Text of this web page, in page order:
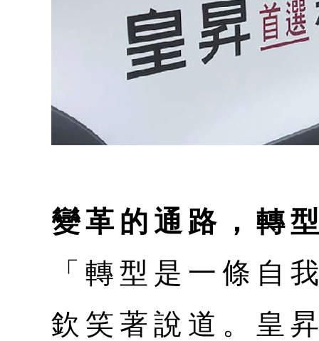
變革的通路，轉
「轉型是一條自
欽笑著說道。皇